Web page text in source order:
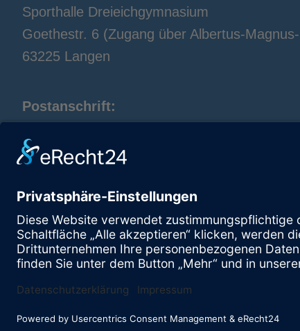
Sporthalle Dreieichgymnasium
Goethestr. 6 (Zugang über Albertus-
63225 Langen
Postanschrift:
Alexandra Leven
63303 Dreieich